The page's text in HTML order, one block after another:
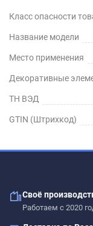
Класс опасности
Название модели
Место применения
Декоративные
ТН ВЭД
GTIN (Штрихкод)
Своё
Работаем с 2020